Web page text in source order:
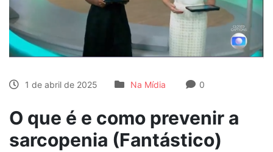
1 de abril de 2025 Na Mídia 0
O que é e como prevenir a
sarcopenia (Fantástico)